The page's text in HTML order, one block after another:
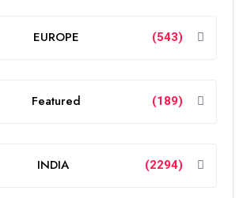
EUROPE (543)
Featured (189)
INDIA (2294)